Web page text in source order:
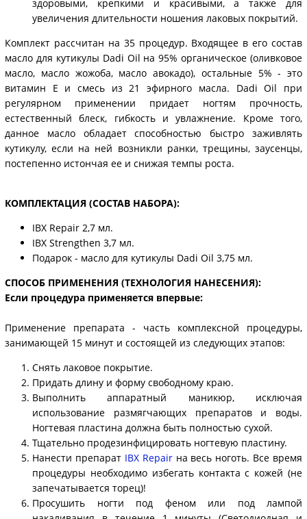
здоровыми, крепкими и красивыми, а также для
увеличения длительности ношения лаковых покрытий.
Комплект рассчитан на 35 процедур. Входящее в его состав
масло для кутикулы Dadi Oil на 95% органическое (оливковое
масло, масло жожоба, масло авокадо), остальные 5% - это
витамин Е и смесь из 21 эфирного масла. Dadi Oil при
регулярном применении придает ногтям прочность,
естественный блеск, гибкость и увлажнение. Кроме того,
данное масло обладает способностью быстро заживлять
кутикулу, если на ней возникли ранки, трещины, заусенцы,
постепенно истончая ее и снижая темпы роста.
КОМПЛЕКТАЦИЯ (СОСТАВ НАБОРА):
IBX Repair 2,7 мл.
IBX Strengthen 3,7 мл.
Подарок - масло для кутикулы Dadi Oil 3,75 мл.
СПОСОБ ПРИМЕНЕНИЯ (ТЕХНОЛОГИЯ НАНЕСЕНИЯ):
Если процедура применяется впервые:
Применение препарата - часть комплексной процедуры,
занимающей 15 минут и состоящей из следующих этапов:
Снять лаковое покрытие.
Придать длину и форму свободному краю.
Выполнить аппаратный маникюр, исключая
использование размягчающих препаратов и воды.
Ногтевая пластина должна быть полностью сухой.
Тщательно продезинфицировать ногтевую пластину.
Нанести препарат IBX Repairна весь ноготь. Все время
процедуры необходимо избегать контакта с кожей (не
запечатывается торец)!
Просушить ногти под феном или под лампой